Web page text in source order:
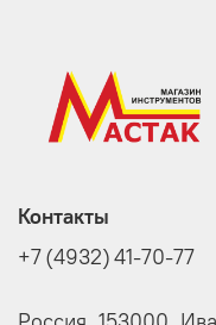
Контакты
+7 (4932) 41-70-77